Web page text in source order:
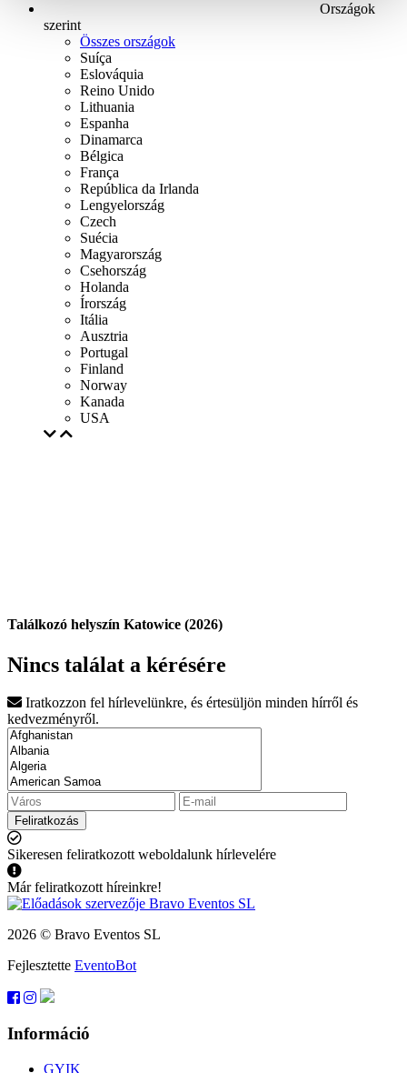
Országok
szerint
Összes országok
Suíça
Eslováquia
Reino Unido
Lithuania
Espanha
Dinamarca
Bélgica
França
República da Irlanda
Lengyelország
Czech
Suécia
Magyarország
Csehország
Holanda
Írország
Itália
Ausztria
Portugal
Finland
Norway
Kanada
USA
Találkozó helyszín Katowice (2026)
Nincs találat a kérésére
Iratkozzon fel hírlevelünkre, és értesüljön minden hírről és
kedvezményről.
Feliratkozás
Sikeresen feliratkozott weboldalunk hírlevelére
Már feliratkozott híreinkre!
2026 © Bravo Eventos SL
Fejlesztette EventoBot
Információ
GYIK